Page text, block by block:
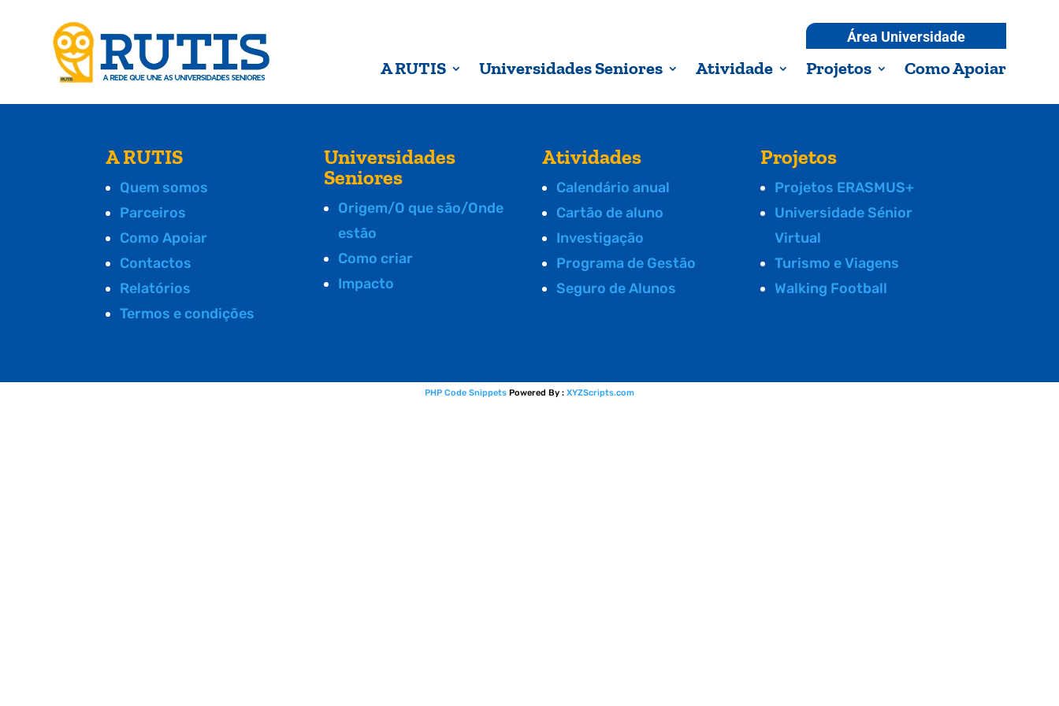
Área Universidade
A RUTIS Universidades Seniores Atividade Projetos Como Apoiar
A RUTIS
Quem somos
Parceiros
Como Apoiar
Contactos
Relatórios
Termos e condições
Universidades
Seniores
Origem/O que são/Onde
estão
Como criar
Impacto
Atividades
Calendário anual
Cartão de aluno
Investigação
Programa de Gestão
Seguro de Alunos
Projetos
Projetos ERASMUS+
Universidade Sénior
Virtual
Turismo e Viagens
Walking Football
PHP Code Snippets Powered By : XYZScripts.com